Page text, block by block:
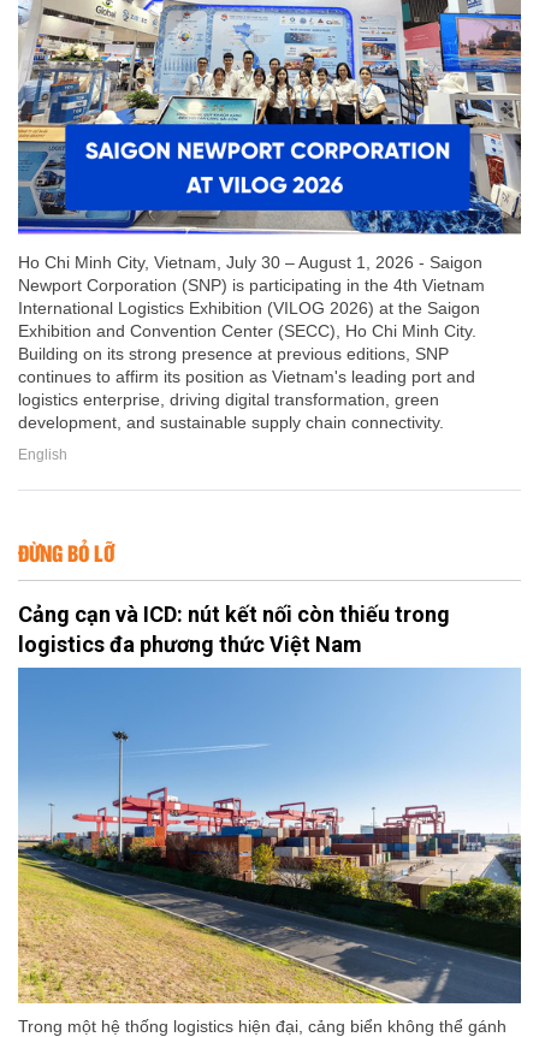
Ho Chi Minh City, Vietnam, July 30 – August 1, 2026 - Saigon
Newport Corporation (SNP) is participating in the 4th Vietnam
International Logistics Exhibition (VILOG 2026) at the Saigon
Exhibition and Convention Center (SECC), Ho Chi Minh City.
Building on its strong presence at previous editions, SNP
continues to affirm its position as Vietnam's leading port and
logistics enterprise, driving digital transformation, green
development, and sustainable supply chain connectivity.
English
ĐỪNG BỎ LỠ
Cảng cạn và ICD: nút kết nối còn thiếu trong
logistics đa phương thức Việt Nam
Trong một hệ thống logistics hiện đại, cảng biển không thể gánh